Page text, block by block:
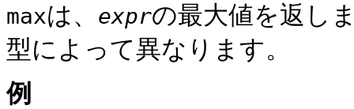
maxは、 exprの最大値を返し
型によって異なります。
例